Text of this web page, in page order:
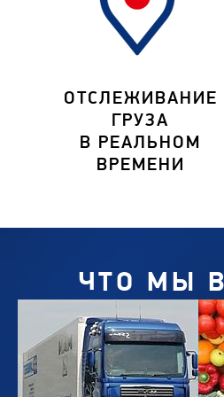
ОТСЛЕЖИВАНИЕ
ГРУЗА
В РЕАЛЬНОМ
ВРЕМЕНИ
ЧТО МЫ